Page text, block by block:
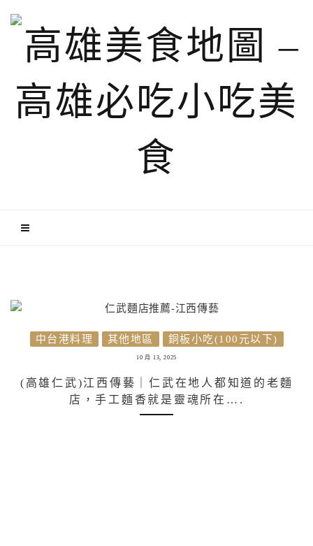
中台港料理 其他地區 銅板小吃(100元以下)
10 月 13, 2025
(高雄仁武)江西傳藝｜仁武在地人都知道的老麵
店，手工麵香就是靈魂所在….